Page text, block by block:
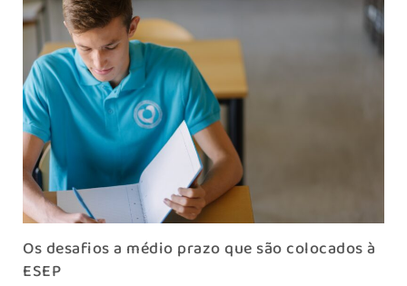
Os desafios a médio prazo que são colocados à
ESEP